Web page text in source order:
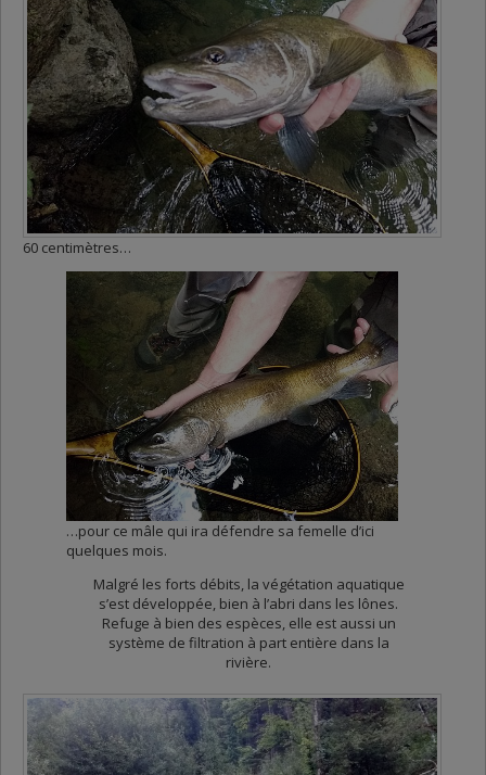
60 centimètres…
…pour ce mâle qui ira défendre sa femelle d’ici
quelques mois.
Malgré les forts débits, la végétation aquatique
s’est développée, bien à l’abri dans les lônes.
Refuge à bien des espèces, elle est aussi un
système de filtration à part entière dans la
rivière.